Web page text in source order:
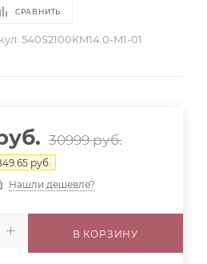
СРАВНИТЬ
540S2100KM14.0-M1-01
30999руб.
руб.
Нашли дешевле?
В КОРЗИНУ